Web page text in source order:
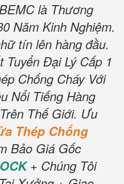
là Thương
Năm Kinh Nghiệm.
tín lên hàng đầu.
Tuyển Đại Lý Cấp 1
Chống Cháy Với
Nổi Tiếng Hàng
Thế Giới. Ưu
Thép Chống
Bảo Giá Gốc
+ Chúng Tôi